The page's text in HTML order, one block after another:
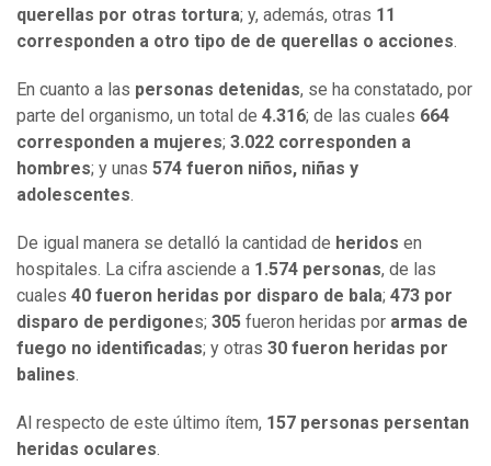
querellas por otras tortura; y, además, otras 11
corresponden a otro tipo de de querellas o acciones.
En cuanto a las personas detenidas, se ha constatado, por
parte del organismo, un total de 4.316; de las cuales 664
corresponden a mujeres; 3.022 corresponden a
hombres; y unas 574 fueron niños, niñas y
adolescentes.
De igual manera se detalló la cantidad de heridos en
hospitales. La cifra asciende a 1.574 personas, de las
cuales 40 fueron heridas por disparo de bala; 473 por
disparo de perdigones; 305 fueron heridas por armas de
fuego no identificadas; y otras 30 fueron heridas por
balines.
Al respecto de este último ítem, 157 personas persentan
heridas oculares.